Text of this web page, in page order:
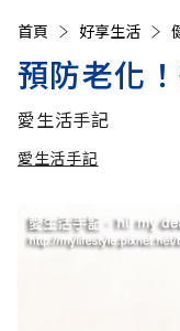
首頁 好享生活
預防老化
愛生活手記
愛生活手記